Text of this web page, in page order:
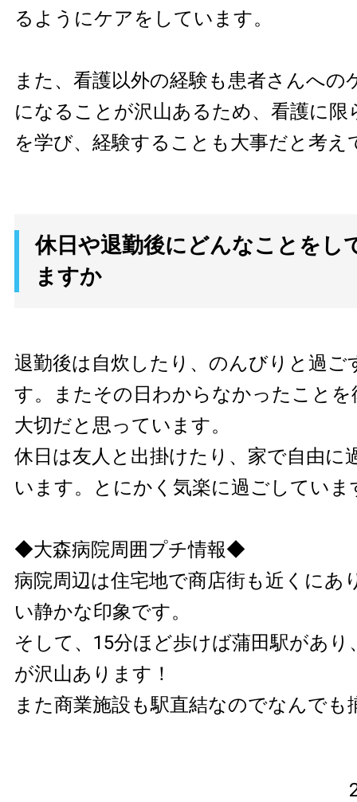
るようにケアをしています。
また、看護以外の経験も患者さんへの
になることが沢山あるため、看護に限
を学び、経験することも大事だと考え
休日や退勤後にどんなことをし
ますか
退勤後は自炊したり、のんびりと過ご
す。またその日わからなかったこと
大切だと思っています。
休日は友人と出掛けたり、家で自由に
います。とにかく気楽に過ごしてい
◆大森病院周囲プチ情報◆
病院周辺は住宅地で商店街も近くにあ
い静かな印象です。
そして、15分ほど歩けば蒲田駅があ
が沢山あります！
また商業施設も駅直結なのでなんでも